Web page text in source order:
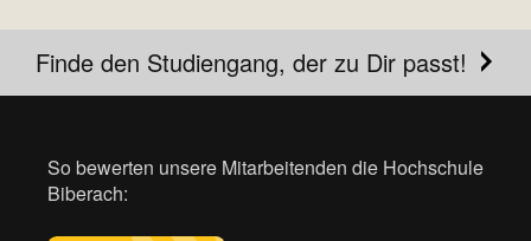
Finde den Studiengang, der zu Dir passt!
So bewerten unsere Mitarbeitenden die Hochschule
Biberach: